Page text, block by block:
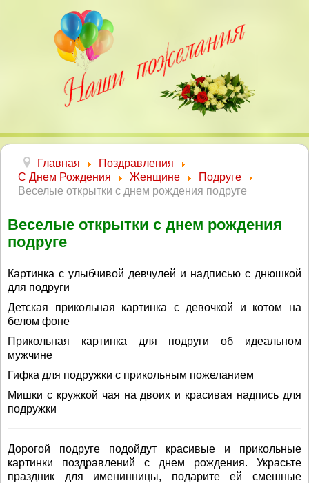
Главная
Поздравления
С Днем Рождения
Женщине
Подруге
Веселые открытки с днем рождения подруге
Веселые открытки с днем рождения
подруге
Картинка с улыбчивой девчулей и надписью с днюшкой
для подруги
Детская прикольная картинка с девочкой и котом на
белом фоне
Прикольная картинка для подруги об идеальном
мужчине
Гифка для подружки с прикольным пожеланием
Мишки с кружкой чая на двоих и красивая надпись для
подружки
Дорогой подруге подойдут красивые и прикольные
картинки поздравлений с днем рождения. Украсьте
праздник для именинницы, подарите ей смешные